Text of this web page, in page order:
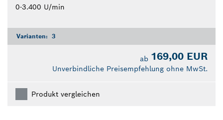
0-3.400 U/min
Varianten: 3
ab 169,00 EUR
Unverbindliche Preisempfehlung ohne MwSt.
Produkt vergleichen